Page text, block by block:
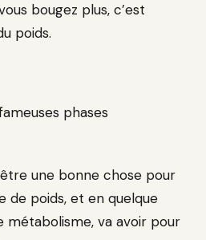
bougez plus, c’est
poids.
phases
une bonne chose pour
poids, et en quelque
va avoir pour